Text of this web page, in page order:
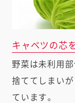
キャベツの芯
野菜は未利用部
捨ててしまい
ています。